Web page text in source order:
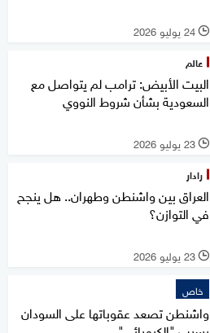
l 24 يوليو 2026
عالم
البيت الأبيض: ترامب لم يتواصل مع
السعودية بشأن شروط النووي
l 23 يوليو 2026
رادار
العراق بين واشنطن وطهران.. هل ينجح
في التوازن؟
l 23 يوليو 2026
خاص
واشنطن تصعد عقوباتها على السودان